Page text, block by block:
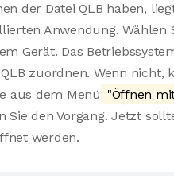
der Datei QLB haben,
Anwendung. Wählen
Gerät. Das
zuordnen. Wenn
aus dem Menü "Öffnen
Sie den Vorgang. Jetzt
werden.